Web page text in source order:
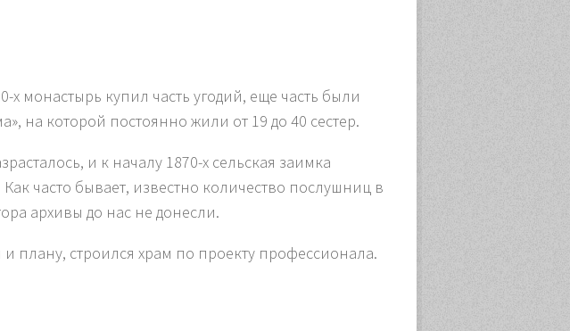
монастырь купил часть угодий, еще часть были
на которой постоянно жили от 19 до 40 сестер.
и к началу 1870-х сельская заимка
часто бывает, известно количество послушниц в
архивы до нас не донесли.
плану, строился храм по проекту профессионала.